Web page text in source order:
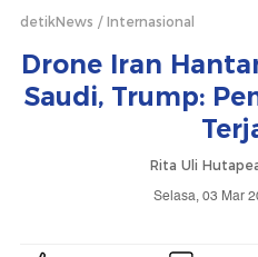
detikNews Internasional
Drone Iran
Saudi, Trump:
Rita Uli
Selasa, 03 Mar